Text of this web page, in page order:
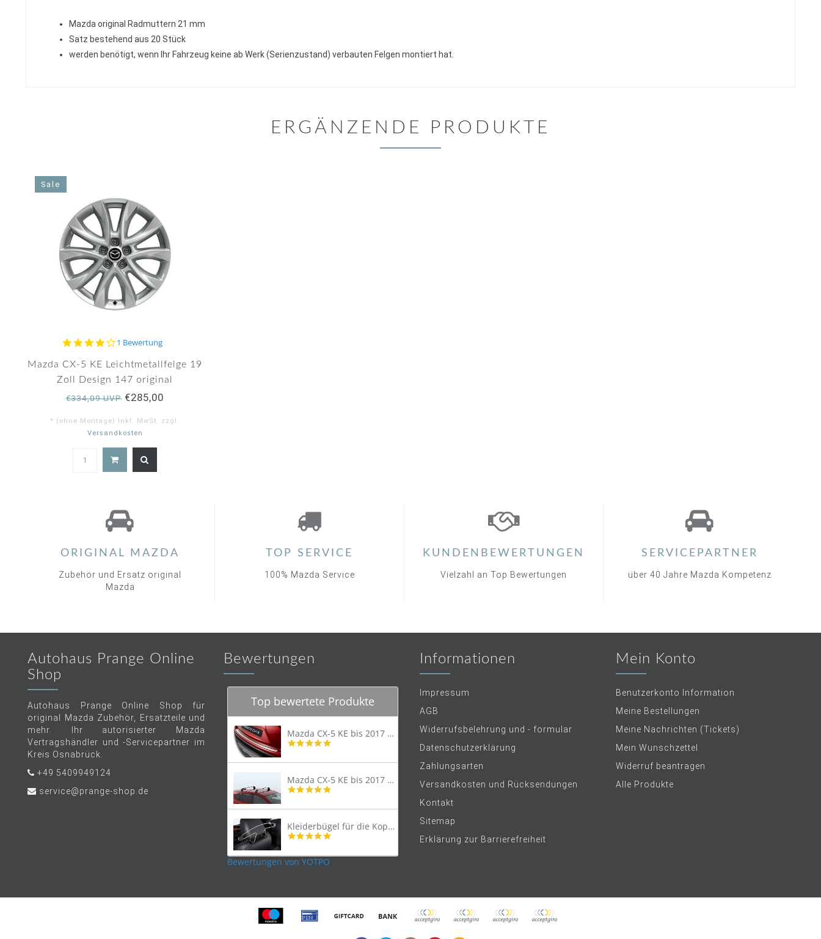
Mazda original Radmuttern 21 mm
Satz bestehend aus 20 Stück
werden benötigt, wenn Ihr Fahrzeug keine ab Werk (Serienzustand) verbauten Felgen montiert hat.
ERGÄNZENDE PRODUKTE
Sale
4.0
rating
1 Bewertung
Mazda CX-5 KE Leichtmetallfelge 19
Zoll Design 147 original
€334,09 UVP€285,00
* (ohne Montage) Inkl. MwSt. zzgl.
Versandkosten
ORIGINAL MAZDA
Zubehör und Ersatz original
Mazda
TOP SERVICE
100% Mazda Service
KUNDENBEWERTUNGEN
Vielzahl an Top Bewertungen
SERVICEPARTNER
über 40 Jahre Mazda Kompetenz
Autohaus Prange Online
Shop
Autohaus Prange Online Shop für
original Mazda Zubehör, Ersatzteile und
mehr. Ihr autorisierter Mazda
Vertragshändler und -Servicepartner im
Kreis Osnabrück.
+49 5409949124
service@prange-shop.de
Bewertungen
Top bewertete Produkte
Mazda CX-5 KE bis 2017 Trittschutzleiste Edelstahl original
4.8
rating
Mazda CX-5 KE bis 2017 Lastenträger Dachträger
4.9
rating
Kleiderbügel für die Kopfstütze
4.9
rating
Bewertungen von YOTPO
Informationen
Impressum
AGB
Widerrufsbelehrung und - formular
Datenschutzerklärung
Zahlungsarten
Versandkosten und Rücksendungen
Kontakt
Sitemap
Erklärung zur Barrierefreiheit
Mein Konto
Benutzerkonto Information
Meine Bestellungen
Meine Nachrichten (Tickets)
Mein Wunschzettel
Widerruf beantragen
Alle Produkte